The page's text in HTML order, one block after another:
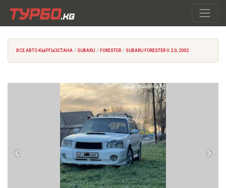
ВСЕ АВТО КЫРГЫЗСТАНА SUBARU FORESTER SUBARU FORESTER II 2.0, 2002